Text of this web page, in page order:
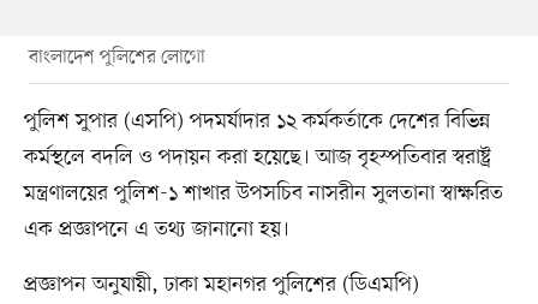
বাংলাদেশ পুলিশের লোগো
পুলিশ সুপার (এসপি) পদমর্যাদার ১২ কর্মকর্তাকে দেশের বিভিন্ন
কর্মস্থলে বদলি ও পদায়ন করা হয়েছে। আজ বৃহস্পতিবার স্বরাষ্ট্র
মন্ত্রণালয়ের পুলিশ-১ শাখার উপসচিব নাসরীন সুলতানা স্বাক্ষরিত
এক প্রজ্ঞাপনে এ তথ্য জানানো হয়।
প্রজ্ঞাপন অনুযায়ী, ঢাকা মহানগর পুলিশের (ডিএমপি)